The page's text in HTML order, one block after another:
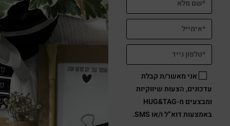
אני מאשר/ת קבלת
עדכונים, הצעות שיווקיות
ומבצעים מ-HUG&TAG
באמצעות דוא”ל ו/או SMS.